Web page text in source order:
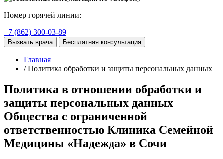
Номер горячей линии:
+7 (862) 300-03-89
Вызвать врача Бесплатная консультация
Главная
/ Политика обработки и защиты персональных данных
Политика в отношении обработки и
защиты персональных данных
Общества с ограниченной
ответственностью Клиника Семейной
Медицины «Надежда» в Сочи